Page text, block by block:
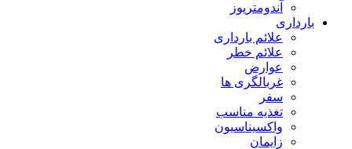
آندومتریوز
بارداری
علائم بارداری
علائم خطر
عوارض
غربالگری ها
سفر
تغذیه مناسب
واکسیناسیون
زایمان